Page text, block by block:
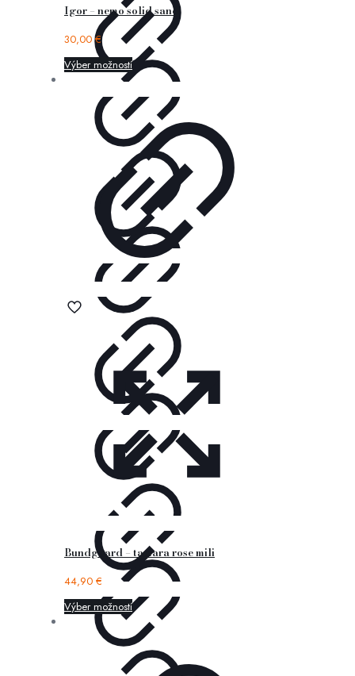
Igor – nemo solid sand
30,00€
Výber možností
Bundgaard – tamara rose mili
44,90 €
Výber možností